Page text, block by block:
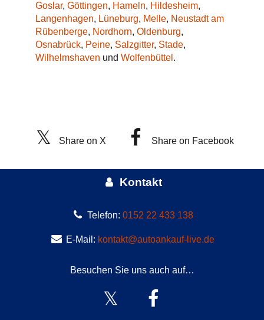
Goslar, Göttingen, Hameln, Hildesheim,
Langenhagen, Lüneburg, Melle, Neustadt am
Rübenberge, Nordhorn, Oldenburg,
Osnabrück, Peine, Salzgitter, Stade,
Wilhelmshaven und Wolfenbüttel .
Share on X Share on Facebook
Kontakt
Telefon:0152 22 433 138
E-Mail: kontakt@autoankauf-live.de
Besuchen Sie uns auch auf…